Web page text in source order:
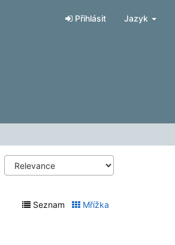
Přihlásit Jazyk
Seznam
Mřížka